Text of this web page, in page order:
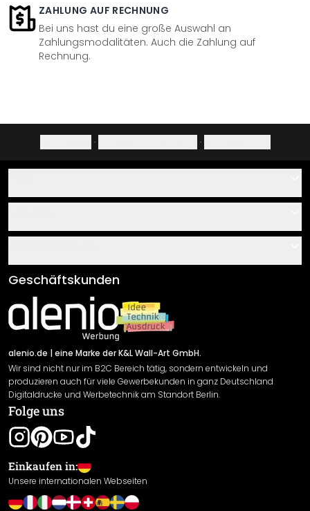
ZAHLUNG AUF RECHNUNG
Bei uns hast du eine große Auswahl an
Zahlungsmodalitäten. Auch die Zahlung auf
Rechnung.
· ·
Über uns
Klebe- und Montageanleitungen
Newsletter An-/Abmeldung
Sendungsverfolgung
AGB
Impressum
Versand & Zahlung
Rücksendung
Widerrufsrecht
Datenschutzerklärung
Gewährleistung
Leistungserklärung / CE-Zeichen
Cookie Einstellungen
Geschäftskunden
alenio.de | eine Marke der K&L Wall-Art GmbH.
Wir sind nicht nur im B2C Bereich tätig, sondern entwickeln und
produzieren auch für viele Gewerbekunden in ganz Deutschland
Digitaldrucke und Werbetechnik am Standort Berlin.
Folge uns
Einkaufen in:
Unsere internationalen Webseiten